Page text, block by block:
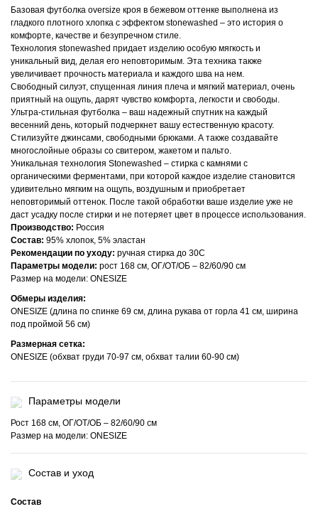
Базовая футболка oversize кроя в бежевом оттенке выполнена из
гладкого плотного хлопка с эффектом stonewashed – это история о
комфорте, качестве и безупречном стиле.
Технология stonewashed придает изделию особую мягкость и
уникальный вид, делая его неповторимым. Эта техника также
увеличивает прочность материала и каждого шва на нем.
Свободный силуэт, спущенная линия плеча и мягкий материал, очень
приятный на ощупь, дарят чувство комфорта, легкости и свободы.
Ультра-стильная футболка – ваш надежный спутник на каждый
весенний день, который подчеркнет вашу естественную красоту.
Стилизуйте джинсами, свободными брюками. А также создавайте
многослойные образы со свитером, жакетом и пальто.
Уникальная технология Stonewashed – стирка с камнями с
органическими ферментами, при которой каждое изделие становится
удивительно мягким на ощупь, воздушным и приобретает
неповторимый оттенок. После такой обработки ваше изделие уже не
даст усадку после стирки и не потеряет цвет в процессе использования.
Производство: Россия
Состав: 95% хлопок, 5% эластан
Рекомендации по уходу: ручная стирка до 30С
Параметры модели: рост 168 см, ОГ/ОТ/ОБ – 82/60/90 см
Размер на модели: ONESIZE
Обмеры изделия:
ONESIZE (длина по спинке 69 см, длина рукава от горла 41 см, ширина
под проймой 56 см)
Размерная сетка:
ONESIZE (обхват груди 70-97 см, обхват талии 60-90 см)
Параметры модели
Рост 168 см, ОГ/ОТ/ОБ – 82/60/90 см
Размер на модели: ONESIZE
Состав и уход
Состав